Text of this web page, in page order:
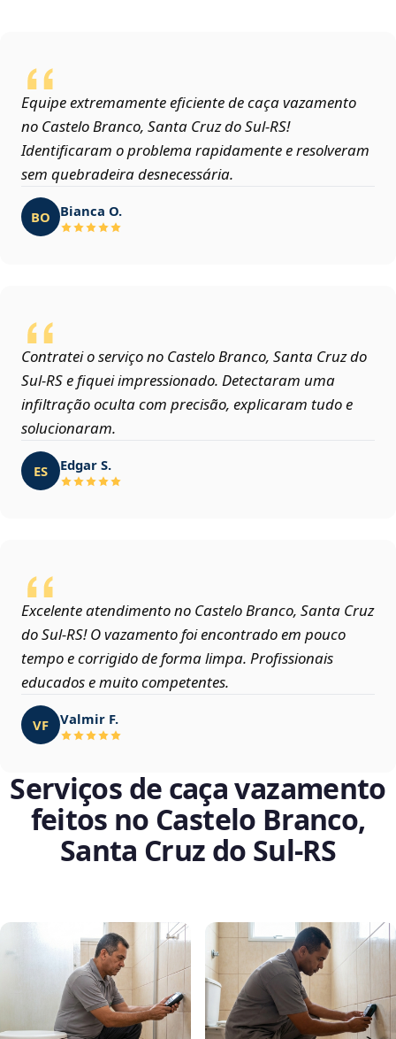
Equipe extremamente eficiente de caça vazamento
no Castelo Branco, Santa Cruz do Sul‑RS!
Identificaram o problema rapidamente e resolveram
sem quebradeira desnecessária.
BO Bianca O.
Contratei o serviço no Castelo Branco, Santa Cruz do
Sul‑RS e fiquei impressionado. Detectaram uma
infiltração oculta com precisão, explicaram tudo e
solucionaram.
ES Edgar S.
Excelente atendimento no Castelo Branco, Santa Cruz
do Sul‑RS! O vazamento foi encontrado em pouco
tempo e corrigido de forma limpa. Profissionais
educados e muito competentes.
VF Valmir F.
Serviços de caça vazamento
feitos no Castelo Branco,
Santa Cruz do Sul‑RS